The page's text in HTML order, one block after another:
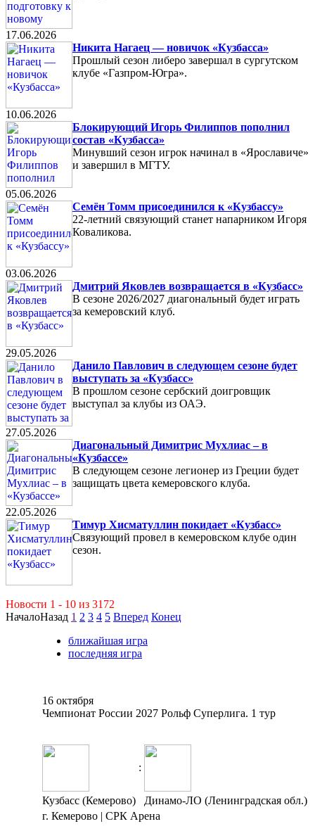
17.06.2026
Никита Нагаец — новичок «Кузбасса»
Прошлый сезон либеро завершал в сургутском
клубе «Газпром-Югра».
10.06.2026
Блокирующий Игорь Филиппов пополнил
состав «Кузбасса»
Минувший сезон игрок начинал в «Ярославиче»
и завершил в МГТУ.
05.06.2026
Семён Томм присоединился к «Кузбассу»
22-летний связующий станет напарником Игоря
Коваликова.
03.06.2026
Дмитрий Яковлев возвращается в «Кузбасс»
В сезоне 2026/2027 диагональный будет играть
за кемеровский клуб.
29.05.2026
Данило Павлович в следующем сезоне будет
выступать за «Кузбасс»
В прошлом сезоне сербский доигровщик
выступал за клубы из ОАЭ.
27.05.2026
Диагональный Димитрис Мухлиас – в
«Кузбассе»
В следующем сезоне легионер из Греции будет
защищать цвета кемеровского клуба.
22.05.2026
Тимур Хисматуллин покидает «Кузбасс»
Связующий провел в кемеровском клубе один
сезон.
Новости 1 - 10 из 3172
НачалоНазад 1 2 3 4 5 Вперед Конец
ближайшая игра
последняя игра
16 октября
Чемпионат России 2027 Рольф Суперлига. 1 тур
:
Кузбасс (Кемерово)
Динамо-ЛО (Ленинградская обл.)
г. Кемерово | СРК Арена